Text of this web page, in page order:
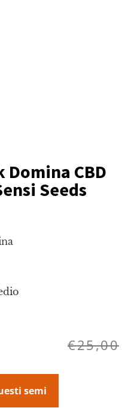
CBD
Seeds
€25,00
semi